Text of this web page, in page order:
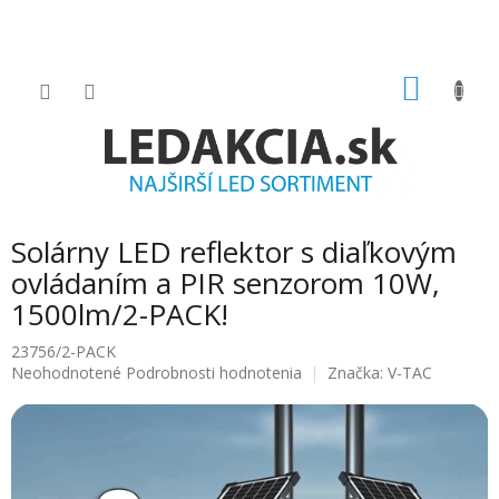
Solárny LED reflektor s diaľkovým
ovládaním a PIR senzorom 10W,
1500lm/2-PACK!
23756/2-PACK
Priemerné
produktu
Neohodnotené Podrobnosti hodnotenia Značka: V-TAC